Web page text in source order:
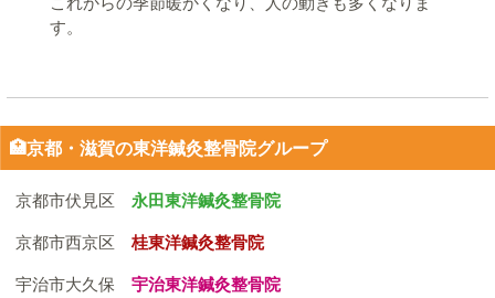
す。
🏥京都・滋賀の東洋鍼灸整骨院グループ
京都市伏見区 永田東洋鍼灸整骨院
京都市西京区 桂東洋鍼灸整骨院
宇治市大久保 宇治東洋鍼灸整骨院